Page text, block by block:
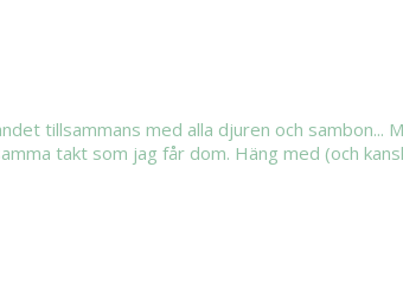
tillsammans med alla djuren och sambon...
takt som jag får dom. Häng med (och